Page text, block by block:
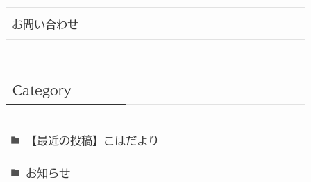
お問い合わせ
Category
【最近の投稿】こはだより
お知らせ